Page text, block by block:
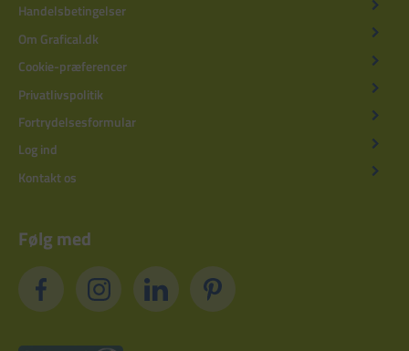
Handelsbetingelser
Om Grafical.dk
Cookie-præferencer
Privatlivspolitik
Fortrydelsesformular
Log ind
Kontakt os
Følg med